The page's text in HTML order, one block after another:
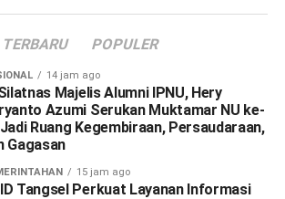
TERBARU POPULER
14 jam ago
Majelis Alumni IPNU, Hery
Azumi Serukan Muktamar NU ke-
Ruang Kegembiraan, Persaudaraan,
Gagasan
15 jam ago
Tangsel Perkuat Layanan Informasi